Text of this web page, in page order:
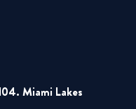
Miami Lakes